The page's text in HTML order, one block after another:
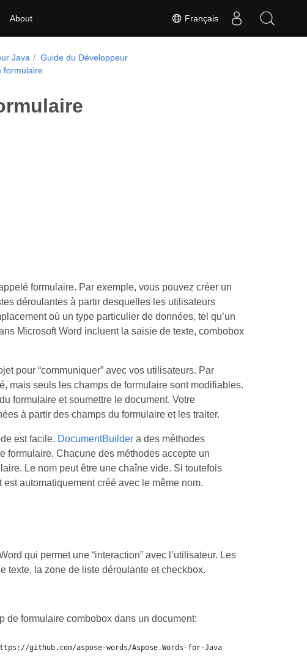
Français
About
Java
Guide du Développeur
formulaire
formulaire. Par exemple, vous pouvez créer un
déroulantes à partir desquelles les utilisateurs
où un type particulier de données, tel qu’un
Microsoft Word incluent la saisie de texte, combobox
pour “communiquer” avec vos utilisateurs. Par
mais seuls les champs de formulaire sont modifiables.
formulaire et soumettre le document. Votre
à partir des champs du formulaire et les traiter.
est facile. DocumentBuildera des méthodes
formulaire. Chacune des méthodes accepte un
Le nom peut être une chaîne vide. Si toutefois
automatiquement créé avec le même nom.
qui permet une “interaction” avec l’utilisateur. Les
texte, la zone de liste déroulante et checkbox.
de formulaire combobox dans un document:
github.com/aspose-words/Aspose.Words-for-Java